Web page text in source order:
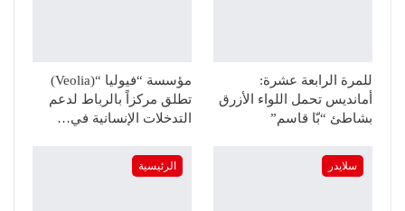
للمرة الرابعة عشرة:
أمانديس تحمل اللواء الأزرق
بشاطئ “بّا قاسم”
مؤسسة “فيوليا “(Veolia)
تطلق مركزاً بالرباط لدعم
التدخلات الإنسانية في…
سلايدر الرئيسية